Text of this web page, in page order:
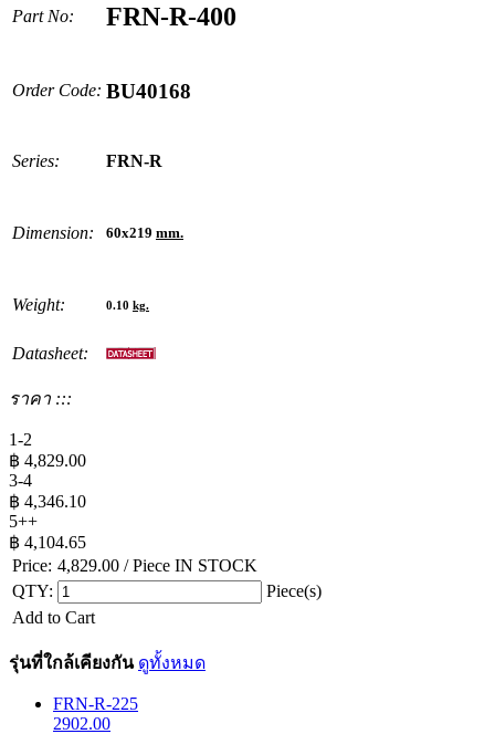
Part No: FRN-R-400
Order Code: BU40168
Series: FRN-R
Dimension: 60x219 mm.
Weight: 0.10 kg.
Datasheet:
ราคา :::
1-2
฿ 4,829.00
3-4
฿ 4,346.10
5++
฿ 4,104.65
Price: 4,829.00 / Piece IN STOCK
QTY:
Piece(s)
Add to Cart
รุ่นที่ใกล้เคียงกัน ดูทั้งหมด
FRN-R-225
2902.00